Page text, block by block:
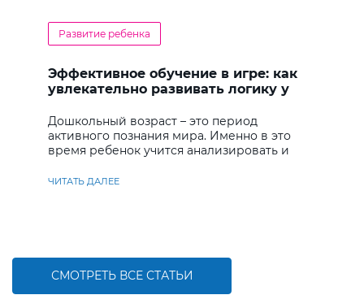
Развитие ребенка
Эффективное обучение в игре: как
увлекательно развивать логику у
Дошкольный возраст – это период
активного познания мира. Именно в это
время ребенок учится анализировать и
ЧИТАТЬ ДАЛЕЕ
СМОТРЕТЬ ВСЕ СТАТЬИ